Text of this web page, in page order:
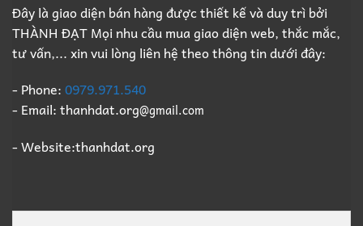
Đây là giao diện bán hàng được thiết kế và duy trì bởi
THÀNH ĐẠT Mọi nhu cầu mua giao diện web, thắc mắc,
tư vấn,... xin vui lòng liên hệ theo thông tin dưới đây:
- Phone:0979.971.540
- Email: thanhdat.org@gmail.com
- Website:thanhdat.org